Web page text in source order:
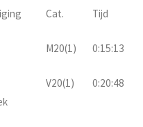
Cat. Tijd
M20(1) 0:15:13
V20(1) 0:20:48